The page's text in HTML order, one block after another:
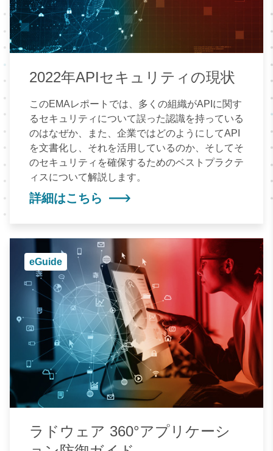
2022年APIセキュリティの現状
このEMAレポートでは、多くの組織がAPIに関す
るセキュリティについて誤った認識を持っている
のはなぜか、また、企業ではどのようにしてAPI
を文書化し、それを活用しているのか、そしてそ
のセキュリティを確保するためのベストプラクテ
ィスについて解説します。
詳細はこちら
eGuide
ラドウェア 360°アプリケーシ